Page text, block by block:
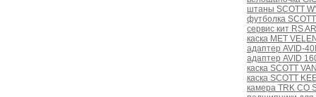
штаны SCOTT
футболка
сервис кит RS
каска MET
адаптер AVID-
адаптер AVID
каска SCOTT
каска SCOTT
камера TRK CO